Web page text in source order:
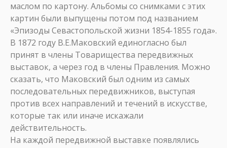
маслом по картону. Альбомы со снимками с этих
картин были выпущены потом под названием
«Эпизоды Севастопольской жизни 1854-1855 года».
В 1872 году В.Е.Маковский единогласно был
принят в члены Товарищества передвижных
выставок, а через год в члены Правления. Можно
сказать, что Маковский был одним из самых
последовательных передвижников, выступая
против всех направлений и течений в искусстве,
которые так или иначе искажали
действительность.
На каждой передвижной выставке появлялись